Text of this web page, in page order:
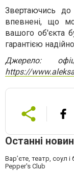
Звертаючись
впевнені, що
вашого об'єкта
гарантією
Джерело:
https://
Останні
Вар’єте, театр, соул
Pepper's Club